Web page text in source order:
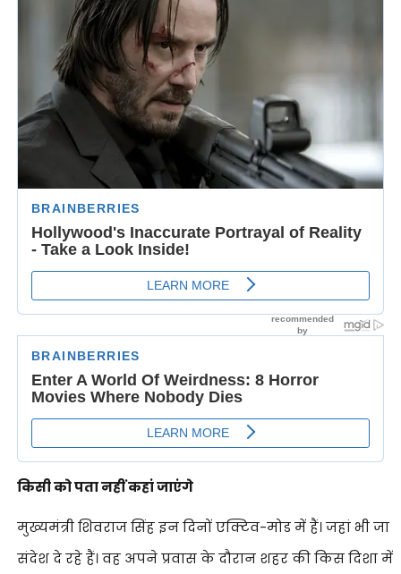
किसी को पता नहीं कहां जाएंगे
मुख्यमंत्री शिवराज सिंह इन दिनों एक्टिव-मोड में हैं। जहां भी
संदेश दे रहे हैं। वह अपने प्रवास के दौरान शहर की किस दिशा